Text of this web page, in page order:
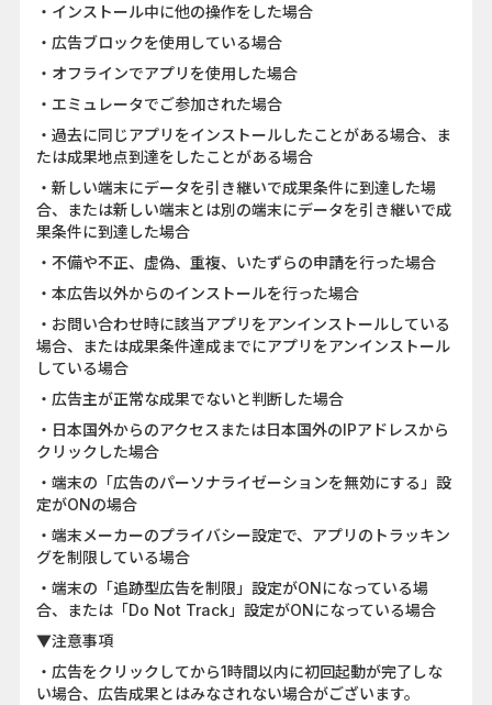
・インストール中に他の操作をした場合
・広告ブロックを使用している場合
・オフラインでアプリを使用した場合
・エミュレータでご参加された場合
・過去に同じアプリをインストールしたことがある場合、ま
たは成果地点到達をしたことがある場合
・新しい端末にデータを引き継いで成果条件に到達した場
合、または新しい端末とは別の端末にデータを引き継いで成
果条件に到達した場合
・不備や不正、虚偽、重複、いたずらの申請を行った場合
・本広告以外からのインストールを行った場合
・お問い合わせ時に該当アプリをアンインストールしている
場合、または成果条件達成までにアプリをアンインストール
している場合
・広告主が正常な成果でないと判断した場合
・日本国外からのアクセスまたは日本国外のIPアドレスから
クリックした場合
・端末の「広告のパーソナライゼーションを無効にする」設
定がONの場合
・端末メーカーのプライバシー設定で、アプリのトラッキン
グを制限している場合
・端末の「追跡型広告を制限」設定がONになっている場
合、または「Do Not Track」設定がONになっている場合
▼注意事項
・広告をクリックしてから1時間以内に初回起動が完了しな
い場合、広告成果とはみなされない場合がございます。